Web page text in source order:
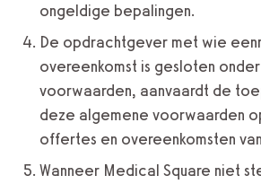
ongeldige bepalingen.
De opdrachtgever met wie
overeenkomst is gesloten
voorwaarden, aanvaardt de
deze algemene voorwaarden
offertes en overeenkomsten
Wanneer Medical Square niet